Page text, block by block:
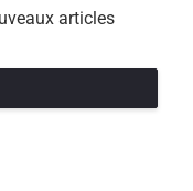
articles